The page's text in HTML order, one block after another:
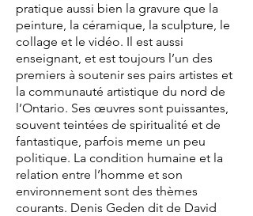
pratique aussi bien la gravure que la
peinture, la céramique, la sculpture, le
collage et le vidéo. Il est aussi
enseignant, et est toujours l’un des
premiers à soutenir ses pairs artistes et
la communauté artistique du nord de
l’Ontario. Ses œuvres sont puissantes,
souvent teintées de spiritualité et de
fantastique, parfois meme un peu
politique. La condition humaine et la
relation entre l’homme et son
environnement sont des thèmes
courants. Denis Geden dit de David